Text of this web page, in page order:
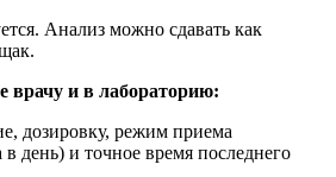
Анализ можно сдавать как
врачу и в лабораторию:
дозировку, режим приема
в день) и точное время последнего